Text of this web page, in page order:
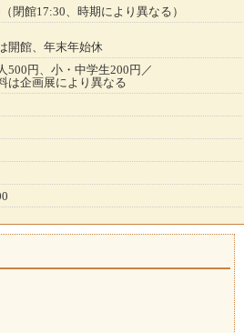
閉館17:30、時期により異なる）
開館、年末年始休
500円、小・中学生200円／
は企画展により異なる